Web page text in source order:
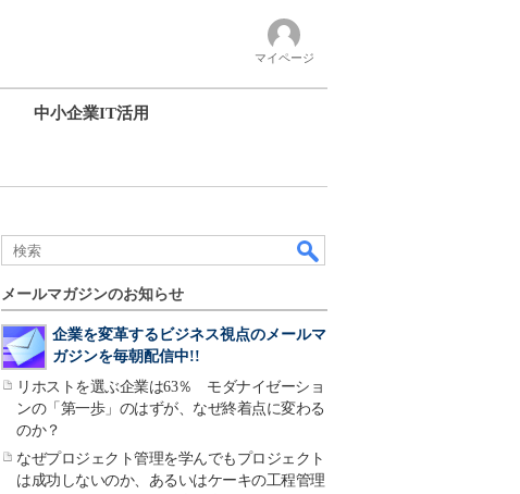
マイページ
中小企業IT活用
メールマガジンのお知らせ
企業を変革するビジネス視点のメールマ
ガジンを毎朝配信中!!
リホストを選ぶ企業は63％ モダナイゼーショ
ンの「第一歩」のはずが、なぜ終着点に変わる
のか？
なぜプロジェクト管理を学んでもプロジェクト
は成功しないのか、あるいはケーキの工程管理